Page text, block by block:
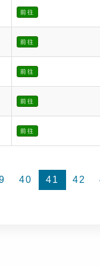
前往
前往
前往
前往
前往
40 41 42